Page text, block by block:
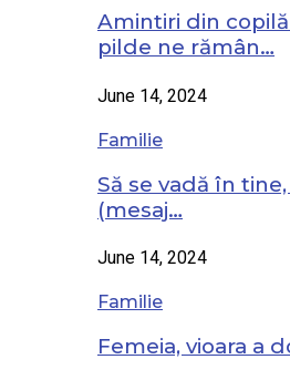
Amintiri din
pilde ne rămân…
June 14, 2024
Familie
Să se vadă în
(mesaj…
June 14, 2024
Familie
Femeia, vioara a